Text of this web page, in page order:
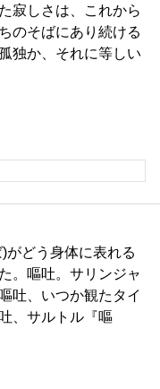
寂しさは、これから
のそばにあり続ける
独か、それに等しい
がどう身体に表れる
。嘔吐。サリンジャ
吐、いつか観たタイ
、サルトル『嘔